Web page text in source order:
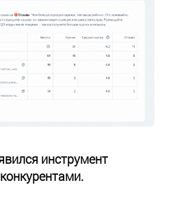
инструмент